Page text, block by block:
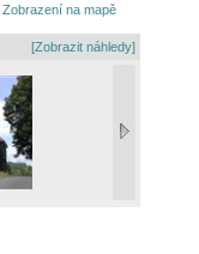
Zobrazení na mapě
[Zobrazit náhledy]